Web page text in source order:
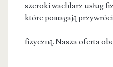
szeroki wachlarz usług
które pomagają
fizyczną. Nasza oferta